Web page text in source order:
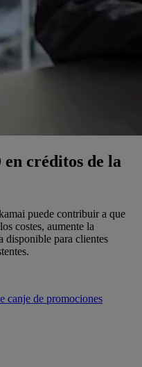
en créditos de la
puede contribuir a que
costes, aumente la
disponible para clientes
canje de promociones